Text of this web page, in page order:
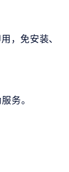
，免安装、
务。